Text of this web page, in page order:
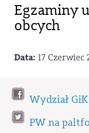
Egzaminy
obcych
Data: 17 Czerwiec
Wydział
PW na